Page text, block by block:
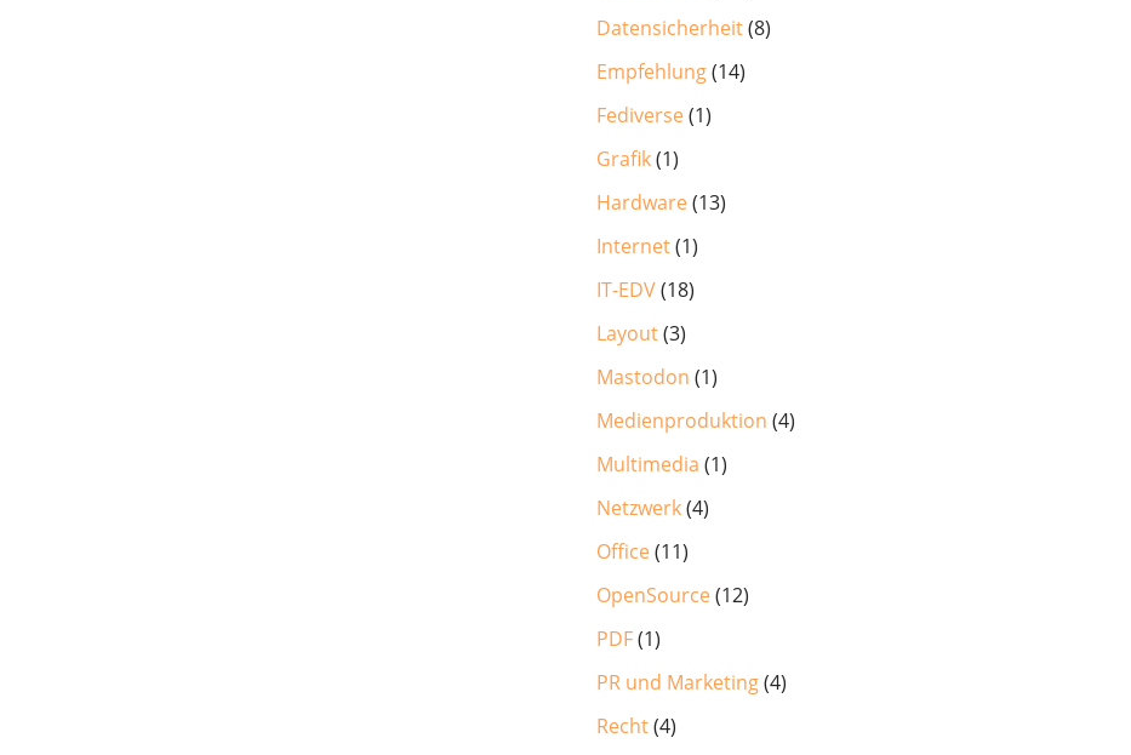
Datensicherheit(8)
Empfehlung(14)
Fediverse(1)
Grafik(1)
Hardware(13)
Internet(1)
IT-EDV(18)
Layout(3)
Mastodon (1)
Medienproduktion (4)
Multimedia (1)
Netzwerk(4)
Office(11)
OpenSource(12)
PDF(1)
PR und Marketing(4)
Recht(4)